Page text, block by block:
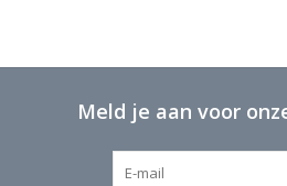
Meld je aan voor